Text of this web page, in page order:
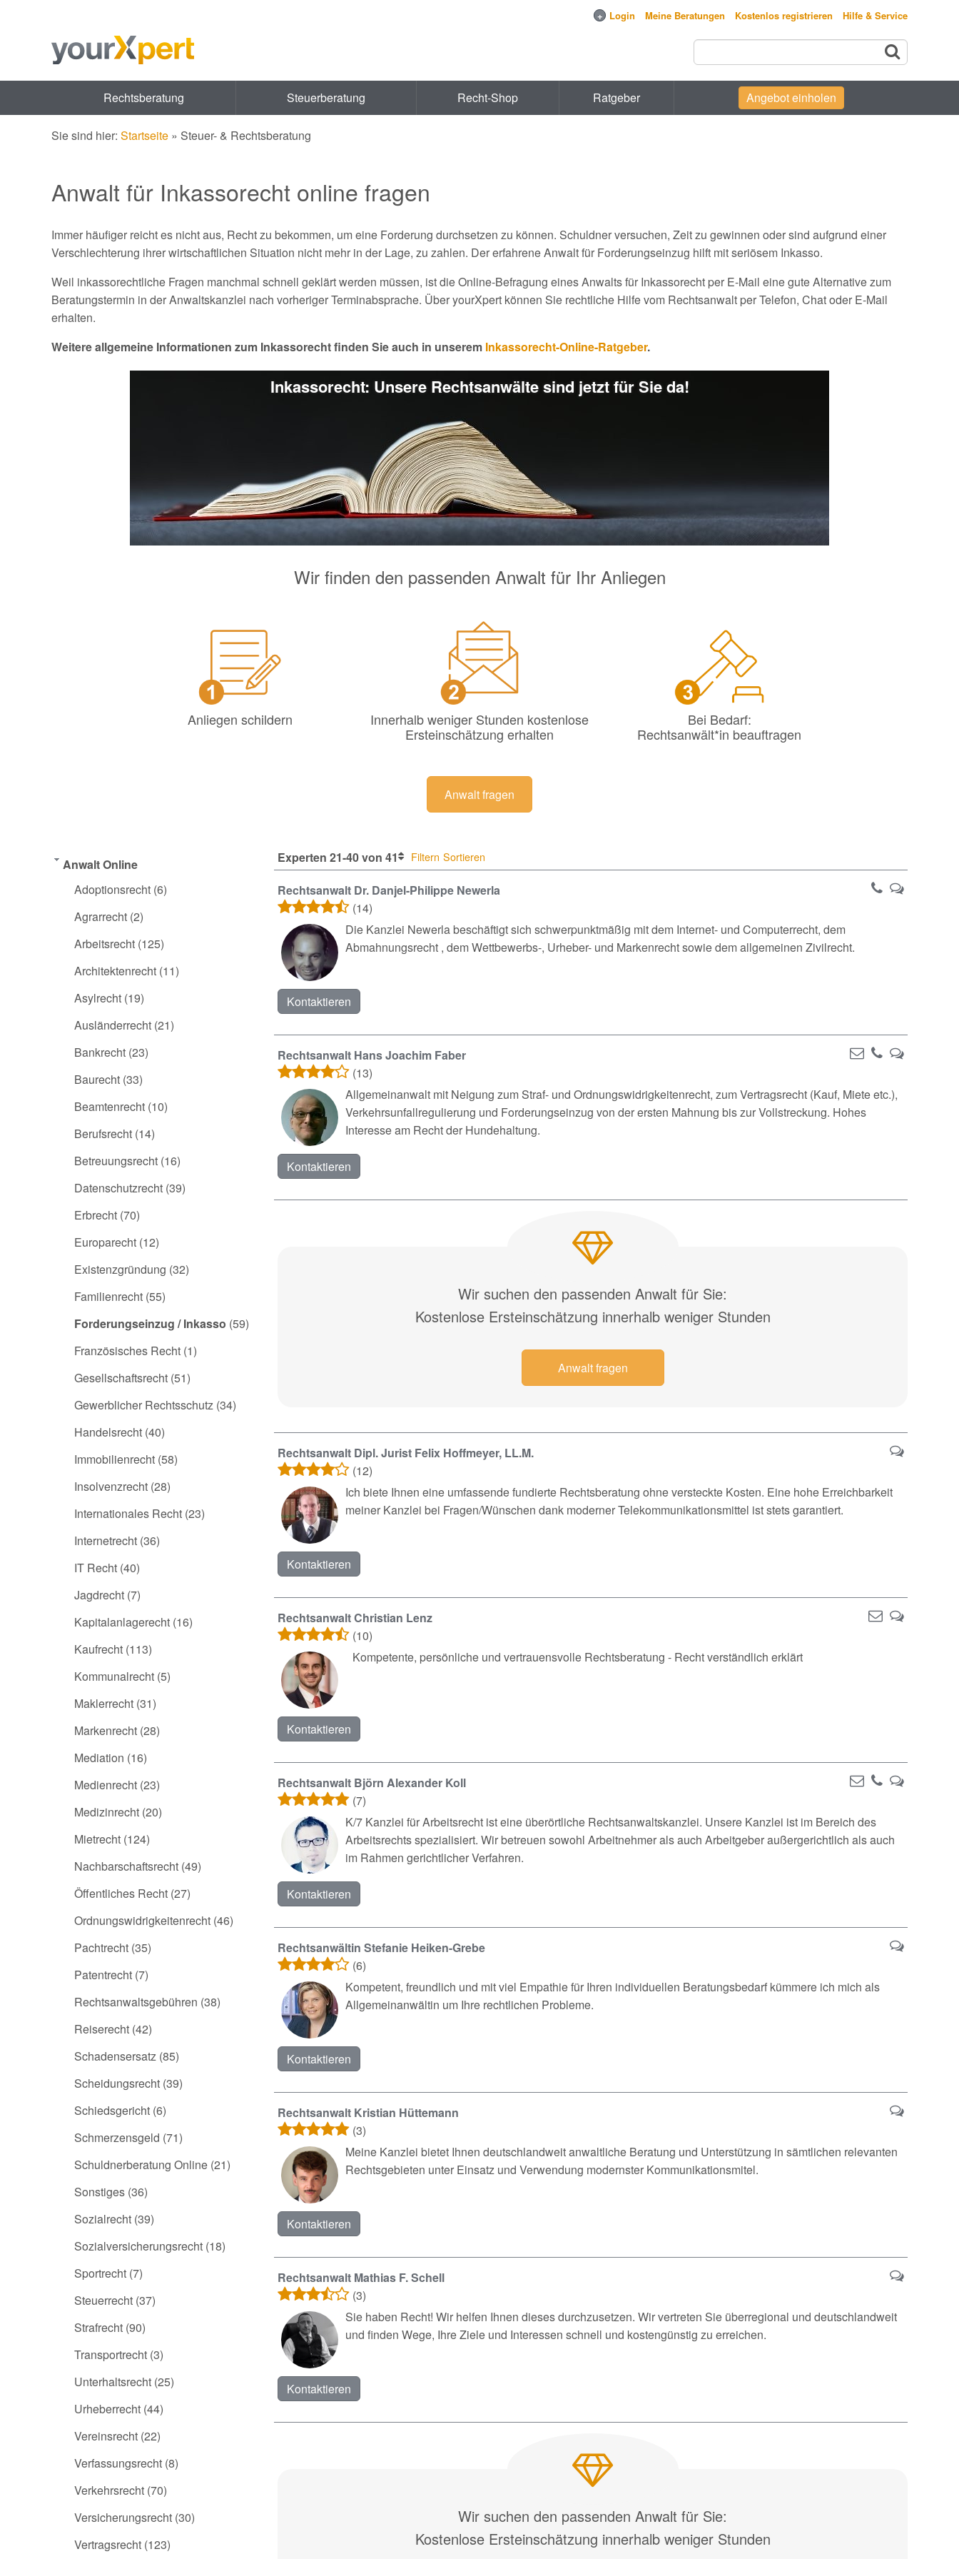
+ Login Meine Beratungen Kostenlos registrieren Hilfe & Service
Rechtsberatung Steuerberatung Recht-Shop Ratgeber Angebot einholen
Sie sind hier: Startseite » Steuer- & Rechtsberatung
Anwalt für Inkassorecht online fragen
Immer häufiger reicht es nicht aus, Recht zu bekommen, um eine Forderung durchsetzen zu können. Schuldner versuchen, Zeit zu gewinnen oder sind aufgrund einer
Verschlechterung ihrer wirtschaftlichen Situation nicht mehr in der Lage, zu zahlen. Der erfahrene Anwalt für Forderungseinzug hilft mit seriösem Inkasso.
Weil inkassorechtliche Fragen manchmal schnell geklärt werden müssen, ist die Online-Befragung eines Anwalts für Inkassorecht per E-Mail eine gute Alternative zum
Beratungstermin in der Anwaltskanzlei nach vorheriger Terminabsprache. Über yourXpert können Sie rechtliche Hilfe vom Rechtsanwalt per Telefon, Chat oder E-Mail
erhalten.
Weitere allgemeine Informationen zum Inkassorecht finden Sie auch in unserem Inkassorecht-Online-Ratgeber.
Inkassorecht: Unsere Rechtsanwälte sind jetzt für Sie da!
Wir finden den passenden Anwalt für Ihr Anliegen
Anliegen schildern
Innerhalb weniger Stunden kostenlose
Ersteinschätzung erhalten
Bei Bedarf:
Rechtsanwält*in beauftragen
Anwalt fragen
Anwalt Online
Adoptionsrecht (6)
Agrarrecht (2)
Arbeitsrecht (125)
Architektenrecht (11)
Asylrecht (19)
Ausländerrecht (21)
Bankrecht (23)
Baurecht (33)
Beamtenrecht (10)
Berufsrecht (14)
Betreuungsrecht (16)
Datenschutzrecht (39)
Erbrecht (70)
Europarecht (12)
Existenzgründung (32)
Familienrecht (55)
Forderungseinzug / Inkasso (59)
Französisches Recht (1)
Gesellschaftsrecht (51)
Gewerblicher Rechtsschutz (34)
Handelsrecht (40)
Immobilienrecht (58)
Insolvenzrecht (28)
Internationales Recht (23)
Internetrecht (36)
IT Recht (40)
Jagdrecht (7)
Kapitalanlagerecht (16)
Kaufrecht (113)
Kommunalrecht (5)
Maklerrecht (31)
Markenrecht (28)
Mediation (16)
Medienrecht (23)
Medizinrecht (20)
Mietrecht (124)
Nachbarschaftsrecht (49)
Öffentliches Recht (27)
Ordnungswidrigkeitenrecht (46)
Pachtrecht (35)
Patentrecht (7)
Rechtsanwaltsgebühren (38)
Reiserecht (42)
Schadensersatz (85)
Scheidungsrecht (39)
Schiedsgericht (6)
Schmerzensgeld (71)
Schuldnerberatung Online (21)
Sonstiges (36)
Sozialrecht (39)
Sozialversicherungsrecht (18)
Sportrecht (7)
Steuerrecht (37)
Strafrecht (90)
Transportrecht (3)
Unterhaltsrecht (25)
Urheberrecht (44)
Vereinsrecht (22)
Verfassungsrecht (8)
Verkehrsrecht (70)
Versicherungsrecht (30)
Vertragsrecht (123)
Experten 21-40 von 41 Filtern Sortieren
Rechtsanwalt Dr. Danjel-Philippe Newerla
(14)
Die Kanzlei Newerla beschäftigt sich schwerpunktmäßig mit dem Internet- und Computerrecht, dem
Abmahnungsrecht , dem Wettbewerbs-, Urheber- und Markenrecht sowie dem allgemeinen Zivilrecht.
Kontaktieren
Rechtsanwalt Hans Joachim Faber
(13)
Allgemeinanwalt mit Neigung zum Straf- und Ordnungswidrigkeitenrecht, zum Vertragsrecht (Kauf, Miete etc.),
Verkehrsunfallregulierung und Forderungseinzug von der ersten Mahnung bis zur Vollstreckung. Hohes
Interesse am Recht der Hundehaltung.
Kontaktieren
Wir suchen den passenden Anwalt für Sie:
Kostenlose Ersteinschätzung innerhalb weniger Stunden
Anwalt fragen
Rechtsanwalt Dipl. Jurist Felix Hoffmeyer, LL.M.
(12)
Ich biete Ihnen eine umfassende fundierte Rechtsberatung ohne versteckte Kosten. Eine hohe Erreichbarkeit
meiner Kanzlei bei Fragen/Wünschen dank moderner Telekommunikationsmittel ist stets garantiert.
Kontaktieren
Rechtsanwalt Christian Lenz
(10)
Kompetente, persönliche und vertrauensvolle Rechtsberatung - Recht verständlich erklärt
Kontaktieren
Rechtsanwalt Björn Alexander Koll
(7)
K/7 Kanzlei für Arbeitsrecht ist eine überörtliche Rechtsanwaltskanzlei. Unsere Kanzlei ist im Bereich des
Arbeitsrechts spezialisiert. Wir betreuen sowohl Arbeitnehmer als auch Arbeitgeber außergerichtlich als auch
im Rahmen gerichtlicher Verfahren.
Kontaktieren
Rechtsanwältin Stefanie Heiken-Grebe
(6)
Kompetent, freundlich und mit viel Empathie für Ihren individuellen Beratungsbedarf kümmere ich mich als
Allgemeinanwältin um Ihre rechtlichen Probleme.
Kontaktieren
Rechtsanwalt Kristian Hüttemann
(3)
Meine Kanzlei bietet Ihnen deutschlandweit anwaltliche Beratung und Unterstützung in sämtlichen relevanten
Rechtsgebieten unter Einsatz und Verwendung modernster Kommunikationsmitel.
Kontaktieren
Rechtsanwalt Mathias F. Schell
(3)
Sie haben Recht! Wir helfen Ihnen dieses durchzusetzen. Wir vertreten Sie überregional und deutschlandweit
und finden Wege, Ihre Ziele und Interessen schnell und kostengünstig zu erreichen.
Kontaktieren
Wir suchen den passenden Anwalt für Sie:
Kostenlose Ersteinschätzung innerhalb weniger Stunden